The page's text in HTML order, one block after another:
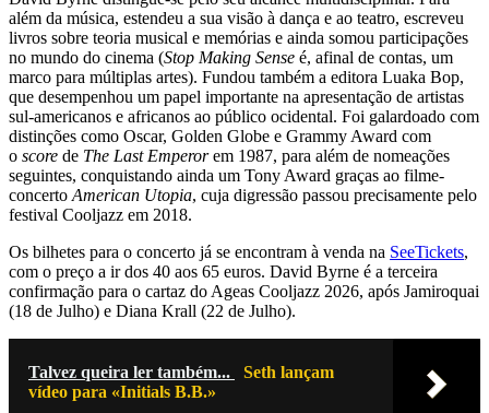
além da música, estendeu a sua visão à dança e ao teatro, escreveu
livros sobre teoria musical e memórias e ainda somou participações
no mundo do cinema (Stop Making Sense é, afinal de contas, um
marco para múltiplas artes). Fundou também a editora Luaka Bop,
que desempenhou um papel importante na apresentação de artistas
sul-americanos e africanos ao público ocidental. Foi galardoado com
distinções como Oscar, Golden Globe e Grammy Award com
o score de The Last Emperorem 1987, para além de nomeações
seguintes, conquistando ainda um Tony Award graças ao filme-
concerto American Utopia, cuja digressão passou precisamente pelo
festival Cooljazz em 2018.
Os bilhetes para o concerto já se encontram à venda na SeeTickets,
com o preço a ir dos 40 aos 65 euros. David Byrne é a terceira
confirmação para o cartaz do Ageas Cooljazz 2026, após Jamiroquai
(18 de Julho) e Diana Krall (22 de Julho).
Talvez queira ler também...
Seth lançam
vídeo para «Initials B.B.»